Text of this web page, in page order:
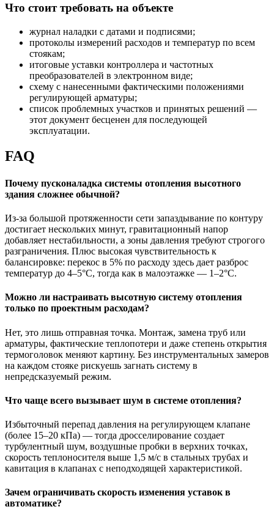
Что стоит требовать на объекте
журнал наладки с датами и подписями;
протоколы измерений расходов и температур по всем
стоякам;
итоговые уставки контроллера и частотных
преобразователей в электронном виде;
схему с нанесенными фактическими положениями
регулирующей арматуры;
список проблемных участков и принятых решений —
этот документ бесценен для последующей
эксплуатации.
FAQ
Почему пусконаладка системы отопления высотного
здания сложнее обычной?
Из-за большой протяженности сети запаздывание по контуру
достигает нескольких минут, гравитационный напор
добавляет нестабильности, а зоны давления требуют строгого
разграничения. Плюс высокая чувствительность к
балансировке: перекос в 5% по расходу здесь дает разброс
температур до 4–5°С, тогда как в малоэтажке — 1–2°С.
Можно ли настраивать высотную систему отопления
только по проектным расходам?
Нет, это лишь отправная точка. Монтаж, замена труб или
арматуры, фактические теплопотери и даже степень открытия
термоголовок меняют картину. Без инструментальных замеров
на каждом стояке рискуешь загнать систему в
непредсказуемый режим.
Что чаще всего вызывает шум в системе отопления?
Избыточный перепад давления на регулирующем клапане
(более 15–20 кПа) — тогда дросселирование создает
турбулентный шум, воздушные пробки в верхних точках,
скорость теплоносителя выше 1,5 м/с в стальных трубах и
кавитация в клапанах с неподходящей характеристикой.
Зачем ограничивать скорость изменения уставок в
автоматике?